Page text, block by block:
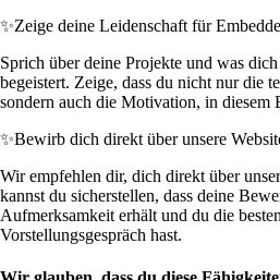
✨Zeige deine Leidenschaft für
Sprich über deine Projekte und was
begeistert. Zeige, dass du nicht nur die
sondern auch die Motivation, in diesem
✨Bewirb dich direkt über unsere
Wir empfehlen dir, dich direkt über
kannst du sicherstellen, dass deine
Aufmerksamkeit erhält und du die
Vorstellungsgespräch hast.